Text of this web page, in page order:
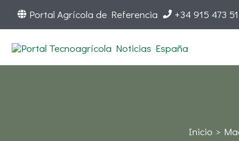
Portal Agrícola de Referencia +34 915 473
Inicio